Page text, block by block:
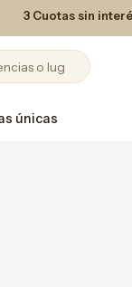
3 Cuotas sin
únicas